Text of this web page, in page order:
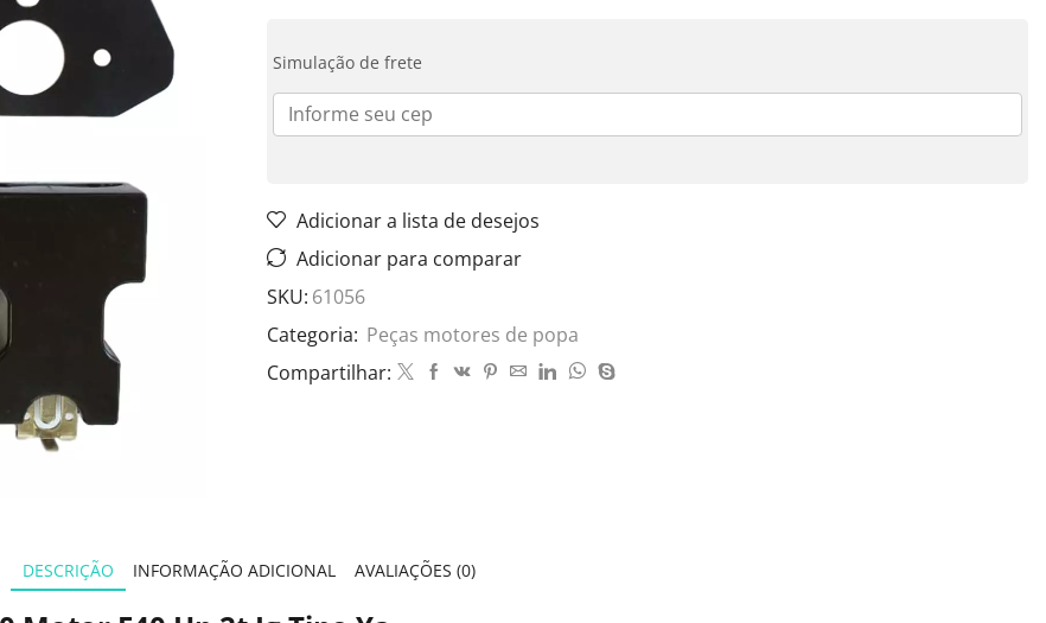
Simulação de frete
Adicionar a lista de desejos
Adicionar para comparar
SKU: 61056
Categoria: Peças motores de popa
Compartilhar:
DESCRIÇÃO INFORMAÇÃO ADICIONAL AVALIAÇÕES (0)